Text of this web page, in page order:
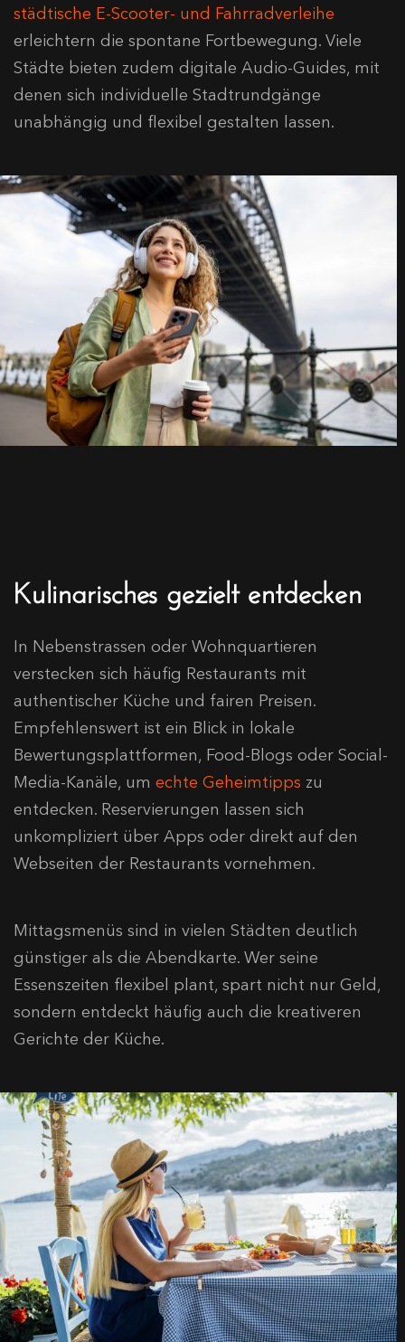
städtische E-Scooter- und Fahrradverleihe
erleichtern die spontane Fortbewegung. Viele
Städte bieten zudem digitale Audio-Guides, mit
denen sich individuelle Stadtrundgänge
unabhängig und flexibel gestalten lassen.
Kulinarisches gezielt entdecken
In Nebenstrassen oder Wohnquartieren
verstecken sich häufig Restaurants mit
authentischer Küche und fairen Preisen.
Empfehlenswert ist ein Blick in lokale
Bewertungsplattformen, Food-Blogs oder Social-
Media-Kanäle, um echte Geheimtipps zu
entdecken. Reservierungen lassen sich
unkompliziert über Apps oder direkt auf den
Webseiten der Restaurants vornehmen.
Mittagsmenüs sind in vielen Städten deutlich
günstiger als die Abendkarte. Wer seine
Essenszeiten flexibel plant, spart nicht nur Geld,
sondern entdeckt häufig auch die kreativeren
Gerichte der Küche.